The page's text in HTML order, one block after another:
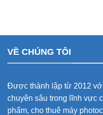
VỀ CHÚNG TÔI
Được thành lập từ 2012
chuyên sâu trong lĩnh vực
phẩm, cho thuê máy